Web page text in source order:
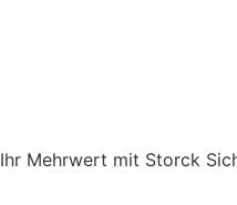
Ihr Mehrwert mit Storck